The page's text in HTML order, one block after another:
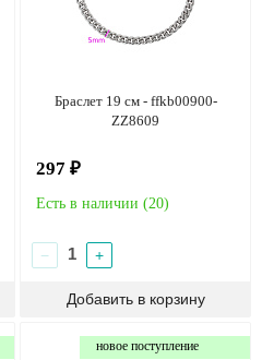
Браслет 19 см - ffkb00900-
ZZ8609
297 ₽
Есть в наличии (20)
− +
новое поступление